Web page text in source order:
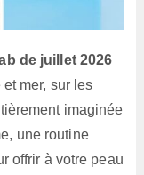
de juillet 2026
mer, sur les
imaginée
une routine
offrir à votre peau